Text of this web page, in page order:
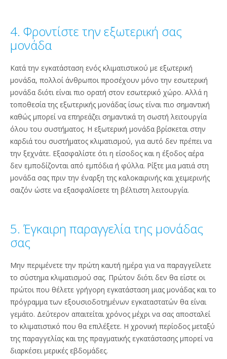
4. Φροντίστε την εξωτερική σας
μονάδα
Κατά την εγκατάσταση ενός κλιματιστικού με εξωτερική
μονάδα, πολλοί άνθρωποι προσέχουν μόνο την εσωτερική
μονάδα διότι είναι πιο ορατή στον εσωτερικό χώρο. Αλλά η
τοποθεσία της εξωτερικής μονάδας ίσως είναι πιο σημαντική
καθώς μπορεί να επηρεάζει σημαντικά τη σωστή λειτουργία
όλου του συστήματος. Η εξωτερική μονάδα βρίσκεται στην
καρδιά του συστήματος κλιματισμού, για αυτό δεν πρέπει να
την ξεχνάτε. Εξασφαλίστε ότι η είσοδος και η έξοδος αέρα
δεν εμποδίζονται από εμπόδια ή φύλλα. Ρίξτε μια ματιά στη
μονάδα σας πριν την έναρξη της καλοκαιρινής και χειμερινής
σαιζόν ώστε να εξασφαλίσετε τη βέλτιστη λειτουργία.
5. Έγκαιρη παραγγελία της μονάδας
σας
Μην περιμένετε την πρώτη καυτή ημέρα για να παραγγείλετε
το σύστημα κλιματισμού σας. Πρώτον διότι δεν θα είστε οι
πρώτοι που θέλετε γρήγορη εγκατάσταση μιας μονάδας και το
πρόγραμμα των εξουσιοδοτημένων εγκαταστατών θα είναι
γεμάτο. Δεύτερον απαιτείται χρόνος μέχρι να σας αποσταλεί
το κλιματιστικό που θα επιλέξετε. Η χρονική περίοδος μεταξύ
της παραγγελίας και της πραγματικής εγκατάστασης μπορεί να
διαρκέσει μερικές εβδομάδες.